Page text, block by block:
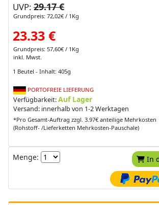
UVP: 29.17 €
Grundpreis: 72,02€ / 1Kg
23.33 €
Grundpreis: 57,60€ / 1Kg
inkl. Mwst.
1 Beutel - Inhalt: 405g
PORTOFREIE LIEFERUNG
Verfügbarkeit:Auf Lager
Versand: innerhalb von 1-2 Werktagen
*Pro Gesamt-Auftrag zzgl. 3.97€ anteilige Mehrkosten
(Rohstoff- /Lieferketten Mehrkosten-Pauschale)
Menge: In